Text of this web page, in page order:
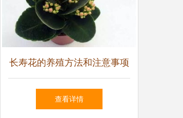
长寿花的养殖方法和注意事项
查看详情